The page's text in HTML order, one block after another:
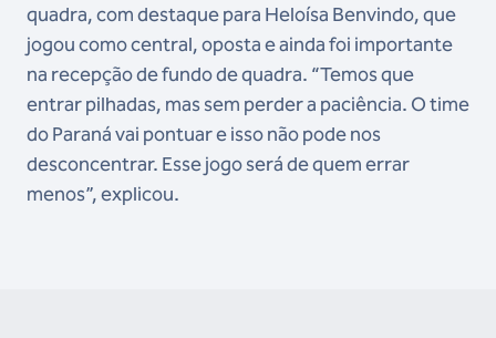
quadra, com destaque para Heloísa Benvindo, que
jogou como central, oposta e ainda foi importante
na recepção de fundo de quadra. “Temos que
entrar pilhadas, mas sem perder a paciência. O time
do Paraná vai pontuar e isso não pode nos
desconcentrar. Esse jogo será de quem errar
menos”, explicou.